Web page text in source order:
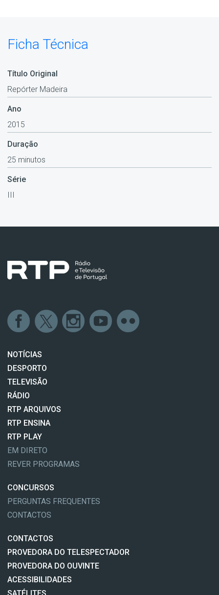
Ficha Técnica
Título Original
Repórter Madeira
Ano
2015
Duração
25 minutos
Série
III
NOTÍCIAS
DESPORTO
TELEVISÃO
RÁDIO
RTP ARQUIVOS
RTP ENSINA
RTP PLAY
EM DIRETO
REVER PROGRAMAS
CONCURSOS
PERGUNTAS FREQUENTES
CONTACTOS
CONTACTOS
PROVEDORA DO TELESPECTADOR
PROVEDORA DO OUVINTE
ACESSIBILIDADES
SATÉLITES